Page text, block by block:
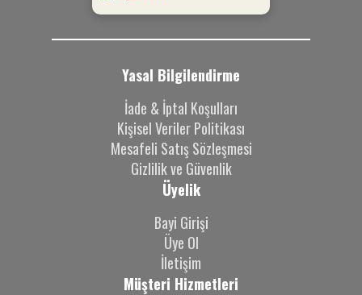
Yasal Bilgilendirme
İade & İptal Koşulları
Kişisel Veriler Politikası
Mesafeli Satış Sözleşmesi
Gizlilik ve Güvenlik
Üyelik
Bayi Girişi
Üye Ol
İletişim
Müşteri Hizmetleri